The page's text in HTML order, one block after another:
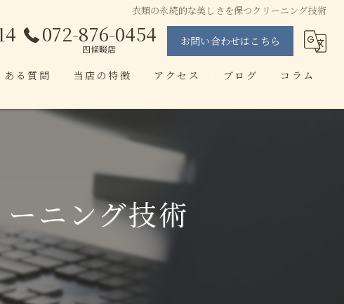
衣類の永続的な美しさを保つクリーニング技術
072-876-0454
四條畷店
お問い合わせはこちら
ある質問 当店の特徴
当日仕上げ
ブランド
アプリ
アクセス
せんたく工房 四條畷店
ブログ コラム
ニング技術